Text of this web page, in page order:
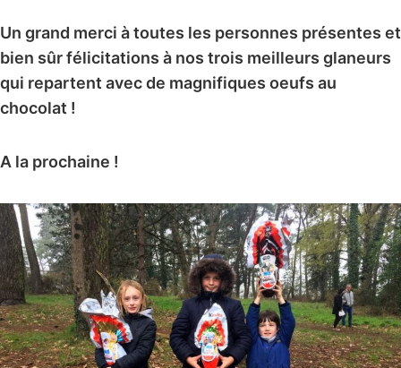
Un grand merci à toutes les personnes présentes et
bien sûr félicitations à nos trois meilleurs glaneurs
qui repartent avec de magnifiques oeufs au
chocolat !
A la prochaine !